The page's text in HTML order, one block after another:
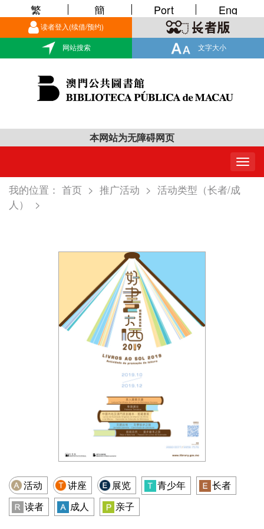
读者登入(续借/预约)
网站搜索 文字大小
繁 簡 Port Eng
本网站为无障碍网页
我的位置： 首页 > 推广活动 > 活动类型（长者/成
人）
>
活动 讲座 展览 青少年
长者
读者
成人 亲子